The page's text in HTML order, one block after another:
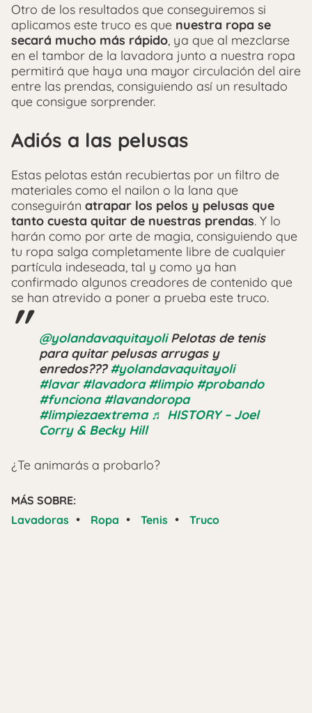
Otro de los resultados que conseguiremos si
aplicamos este truco es que nuestra ropa se
secará mucho más rápido, ya que al mezclarse
en el tambor de la lavadora junto a nuestra ropa
permitirá que haya una mayor circulación del aire
entre las prendas, consiguiendo así un resultado
que consigue sorprender.
Adiós a las pelusas
Estas pelotas están recubiertas por un filtro de
materiales como el nailon o la lana que
conseguirán atrapar los pelos y pelusas que
tanto cuesta quitar de nuestras prendas. Y lo
harán como por arte de magia, consiguiendo que
tu ropa salga completamente libre de cualquier
partícula indeseada, tal y como ya han
confirmado algunos creadores de contenido que
se han atrevido a poner a prueba este truco.
@yolandavaquitayoliPelotas de tenis
para quitar pelusas arrugas y
enredos???#yolandavaquitayoli
#lavar #lavadora #limpio #probando
#funciona #lavandoropa
#limpiezaextrema ♬ HISTORY – Joel
Corry & Becky Hill
¿Te animarás a probarlo?
MÁS SOBRE:
Lavadoras • Ropa • Tenis • Truco